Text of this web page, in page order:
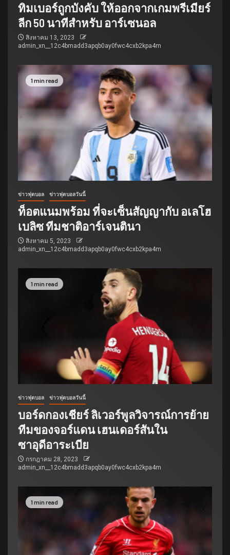
ทิมเบอร์ถูกบังคับ ให้ออกจากเกมพรีเมียร์
ลีก 50 นาทีสำหรับ อาร์เซนอล
สิงหาคม 13, 2023
admin_xn__12c4bmadd3apqb0ay0fwc4cxb2kpa4m
1 min read
ข่าวฟุตบอล ข่าวฟุตบอลวันนี้
ท็อตแนมพร้อม ที่จะเซ็นสัญญากับ อเลโฮ
เบลิซ ทีมชาติอาร์เจนตินา
สิงหาคม 5, 2023
admin_xn__12c4bmadd3apqb0ay0fwc4cxb2kpa4m
1 min read
ข่าวฟุตบอล ข่าวฟุตบอลวันนี้
บอร์ดกองเชียร์ ลิเวอร์พูลวิจารณ์การย้าย
ทีมของจอร์แดน เฮนเดอร์สันใน
ซาอุดีอาระเบีย
กรกฎาคม 28, 2023
admin_xn__12c4bmadd3apqb0ay0fwc4cxb2kpa4m
1 min read